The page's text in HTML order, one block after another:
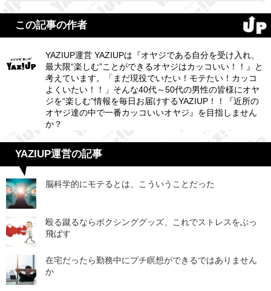
この記事の作者
YAZIUP運営 YAZIUPは『オヤジである自分を受け入れ、
最大限“楽しむ”ことができるオヤジはカッコいい！！』と
考えています。「まだ現役でいたい！モテたい！カッコ
よくいたい！！」そんな40代～50代の男性の皆様にオヤ
ジを“楽しむ”情報を毎日お届けするYAZIUP！！『近所の
オヤジ達の中で一番カッコいいオヤジ』を目指しません
か？
YAZIUP運営の記事
脳科学的にモテるとは、こういうことだった
殴る蹴るならボクシンググッズ、これでストレスをぶっ
飛ばす
在宅だったら勤務中にプチ瞑想ができるではありません
か